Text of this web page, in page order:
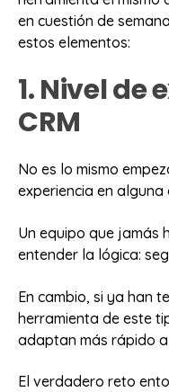
en cuestión de
estos elementos:
1. Nivel de
CRM
No es lo mismo
experiencia en
Un equipo que jamás
entender la lógica:
En cambio, si ya han
herramienta de este
adaptan más rápido a
El verdadero reto